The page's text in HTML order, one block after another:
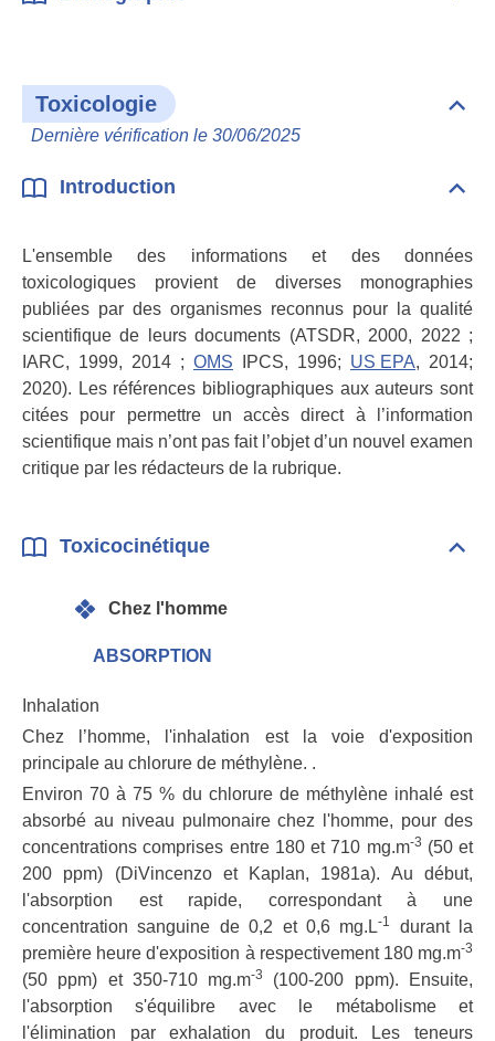
Toxicologie
Dernière vérification le 30/06/2025
Introduction
L'ensemble des informations et des données
toxicologiques provient de diverses monographies
publiées par des organismes reconnus pour la qualité
scientifique de leurs documents (ATSDR, 2000, 2022 ;
IARC, 1999, 2014 ; OMS IPCS, 1996; US EPA, 2014;
2020). Les références bibliographiques aux auteurs sont
citées pour permettre un accès direct à l’information
scientifique mais n’ont pas fait l’objet d’un nouvel examen
critique par les rédacteurs de la rubrique.
Toxicocinétique
Chez l'homme
ABSORPTION
Inhalation
Chez l’homme, l'inhalation est la voie d'exposition
principale au chlorure de méthylène. .
Environ 70 à 75 % du chlorure de méthylène inhalé est
absorbé au niveau pulmonaire chez l'homme, pour des
concentrations comprises entre 180 et 710 mg.m-3 (50 et
200 ppm) (DiVincenzo et Kaplan, 1981a). Au début,
l'absorption est rapide, correspondant à une
concentration sanguine de 0,2 et 0,6 mg.L-1
durant la
première heure d'exposition à respectivement 180 mg.m-3
(50 ppm) et 350-710 mg.m-3
(100-200 ppm). Ensuite,
l'absorption s'équilibre avec le métabolisme et
l'élimination par exhalation du produit. Les teneurs